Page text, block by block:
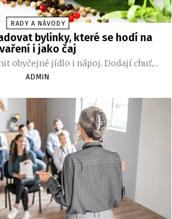
RADY A NÁVODY
bylinky, které se hodí na
vaření i jako čaj
obyčejné jídlo i nápoj. Dodají chuť,...
ADMIN